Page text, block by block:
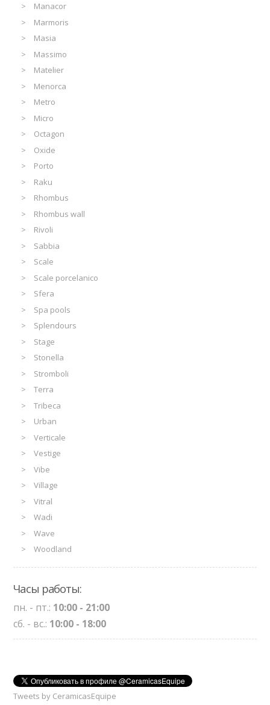
Manacor
Marmoris
Masia
Massimo
Matelier
Menorca
Metro
Micro
Octagon
Oxide
Porto
Raku
Rhombus
Rhombus wall
Rivoli
Sabbia
Scale
Scale porcelanico
Sfera
Spa pools
Splendours
Stage
Stonella
Stromboli
Terra
Tribeca
Urban
Verticale
Vestige
Vibe
Village
Vitral
Wadi
Wave
Woodland
Часы работы:
пн. - пт.: 10:00 - 21:00
сб. - вс.: 10:00 - 18:00
Tweets by CeramicasEquipe